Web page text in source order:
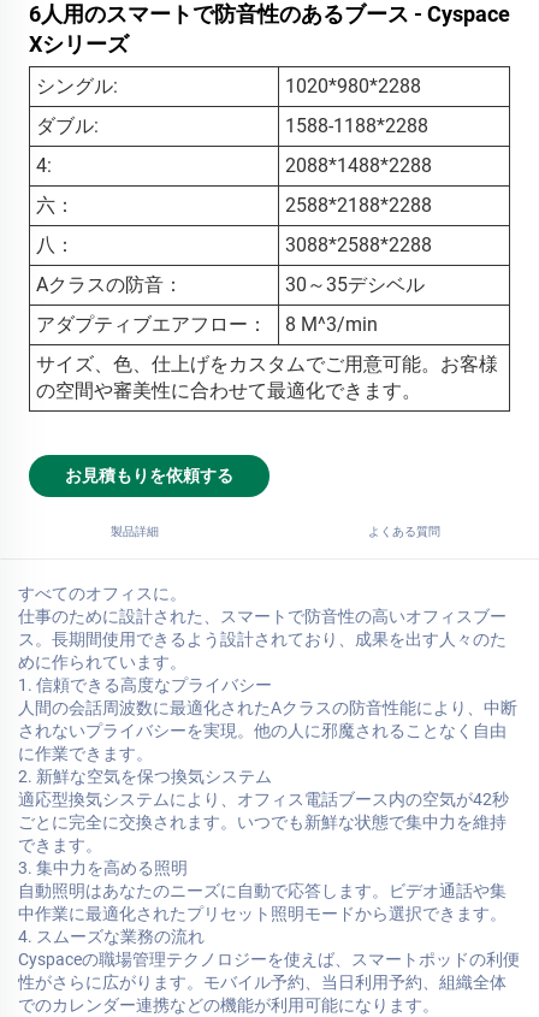
6人用のスマートで防音性のあるブース - Cyspace
Xシリーズ
シングル:
1020*980*2288
ダブル:
1588-1188*2288
4:
2088*1488*2288
六：
2588*2188*2288
八：
3088*2588*2288
Aクラスの防音：
30～35デシベル
アダプティブエアフロー：
8 M^3/min
サイズ、色、仕上げをカスタムでご用意可能。お客様
の空間や審美性に合わせて最適化できます。
お見積もりを依頼する
製品詳細 よくある質問
すべてのオフィスに。
仕事のために設計された、スマートで防音性の高いオフィスブー
ス。長期間使用できるよう設計されており、成果を出す人々のた
めに作られています。
1. 信頼できる高度なプライバシー
人間の会話周波数に最適化されたAクラスの防音性能により、中断
されないプライバシーを実現。他の人に邪魔されることなく自由
に作業できます。
2. 新鮮な空気を保つ換気システム
適応型換気システムにより、オフィス電話ブース内の空気が42秒
ごとに完全に交換されます。いつでも新鮮な状態で集中力を維持
できます。
3. 集中力を高める照明
自動照明はあなたのニーズに自動で応答します。ビデオ通話や集
中作業に最適化されたプリセット照明モードから選択できます。
4. スムーズな業務の流れ
Cyspaceの職場管理テクノロジーを使えば、スマートポッドの利便
性がさらに広がります。モバイル予約、当日利用予約、組織全体
でのカレンダー連携などの機能が利用可能になります。